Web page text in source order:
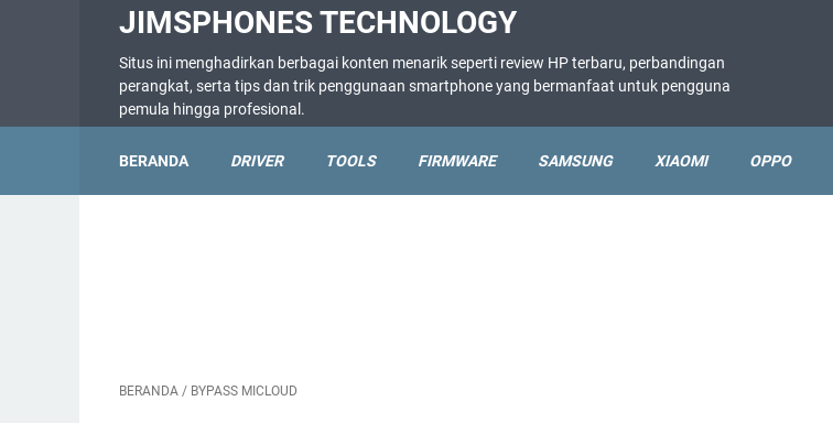
JIMSPHONES TECHNOLOGY
Situs ini menghadirkan berbagai konten menarik seperti review HP terbaru, perbandingan
perangkat, serta tips dan trik penggunaan smartphone yang bermanfaat untuk pengguna
pemula hingga profesional.
BERANDA DRIVER TOOLS FIRMWARE SAMSUNG XIAOMI OPPO
BERANDA / BYPASS MICLOUD